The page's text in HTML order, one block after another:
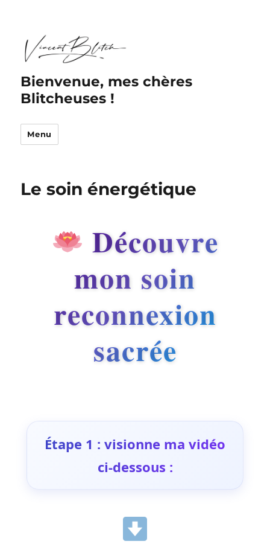
Bienvenue, mes chères
Blitcheuses !
Menu
Le soin énergétique
Découvre
mon soin
reconnexion
sacrée
Étape 1 : visionne ma vidéo
ci-dessous :